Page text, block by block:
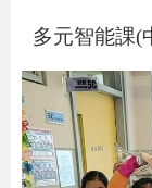
多元智能課(